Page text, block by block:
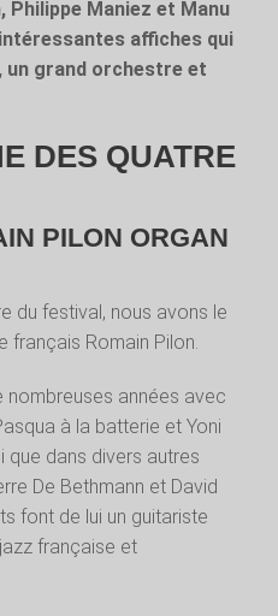
Philippe Maniez et Manu
affiches qui
un grand orchestre et
DES QUATRE
PILON ORGAN
du festival, nous avons le
français Romain Pilon.
nombreuses années avec
à la batterie et Yoni
que dans divers autres
De Bethmann et David
font de lui un guitariste
française et